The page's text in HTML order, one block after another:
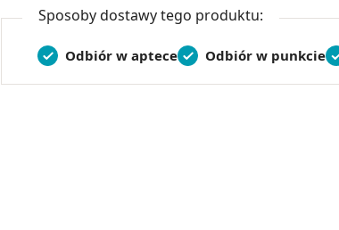
Sposoby dostawy tego produktu:
Odbiór w aptece Odbiór w punkcie